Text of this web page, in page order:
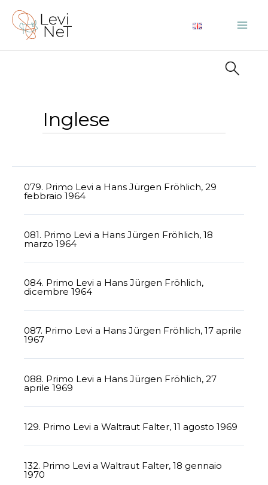
contenuto
Inglese
079. Primo Levi a Hans Jürgen Fröhlich, 29
febbraio 1964
081. Primo Levi a Hans Jürgen Fröhlich, 18
marzo 1964
084. Primo Levi a Hans Jürgen Fröhlich,
dicembre 1964
087. Primo Levi a Hans Jürgen Fröhlich, 17 aprile
1967
088. Primo Levi a Hans Jürgen Fröhlich, 27
aprile 1969
129. Primo Levi a Waltraut Falter, 11 agosto 1969
132. Primo Levi a Waltraut Falter, 18 gennaio
1970